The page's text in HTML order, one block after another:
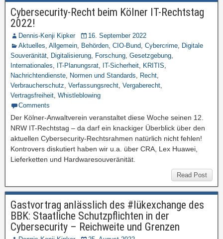
Cybersecurity-Recht beim Kölner IT-Rechtstag
2022!
Dennis-Kenji Kipker
16. September 2022
Aktuelles, Allgemein, Behörden, CIO-Bund, Cybercrime, Digitale
Souveränität, Digitalisierung, Forschung, Gesetzgebung,
Internationales, IT-Planungsrat, IT-Sicherheit, KRITIS,
Nachrichtendienste, Normen und Standards, Recht,
Verbraucherschutz, Verfassungsrecht, Vergaberecht,
Vertragsfreiheit, Whistleblowing
Comments
Der Kölner-Anwaltverein veranstaltet diese Woche seinen 12.
NRW IT-Rechtstag – da darf ein knackiger Überblick über den
aktuellen Cybersecurity-Rechtsrahmen natürlich nicht fehlen!
Kontrovers diskutiert haben wir u.a. über CRA, Lex Huawei,
Lieferketten und Hardwaresouveränität.
Read Post
Gastvortrag anlässlich des #lükexchange des
BBK: Staatliche Schutzpflichten in der
Cybersecurity – Reichweite und Grenzen